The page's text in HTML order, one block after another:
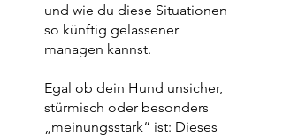
und wie du diese Situationen
so künftig gelassener
managen kannst.
Egal ob dein Hund unsicher,
stürmisch oder besonders
„meinungsstark“ ist: Dieses